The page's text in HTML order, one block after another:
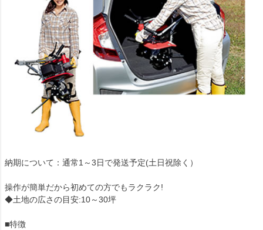
納期について：通常1～3日で発送予定(土日祝除く）
操作が簡単だから初めての方でもラクラク!
◆土地の広さの目安:10～30坪
■特徴